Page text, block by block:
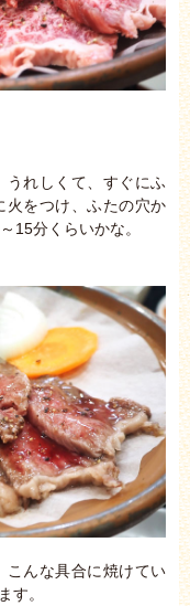
うれしくて、すぐにふ
火をつけ、ふたの穴か
15分くらいかな。
こんな具合に焼けてい
す。